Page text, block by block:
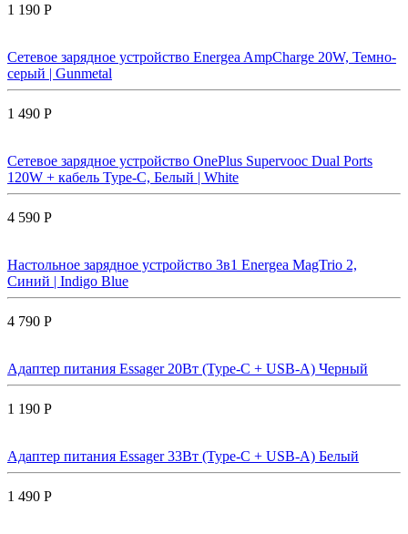
1 190 Р
Сетевое зарядное устройство Energea AmpCharge 20W, Темно-
серый | Gunmetal
1 490 Р
Сетевое зарядное устройство OnePlus Supervooc Dual Ports
120W + кабель Type-C, Белый | White
4 590 Р
Настольное зарядное устройство 3в1 Energea MagTrio 2,
Синий | Indigo Blue
4 790 Р
Адаптер питания Essager 20Вт (Type-C + USB-A) Черный
1 190 Р
Адаптер питания Essager 33Вт (Type-C + USB-A) Белый
1 490 Р